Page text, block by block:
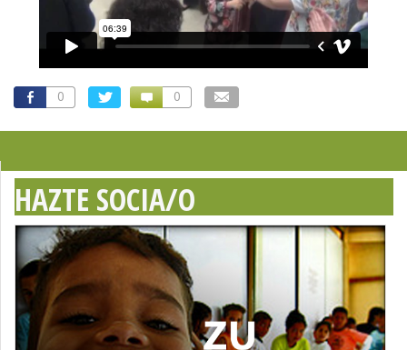
0 0
HAZTE SOCIA/O